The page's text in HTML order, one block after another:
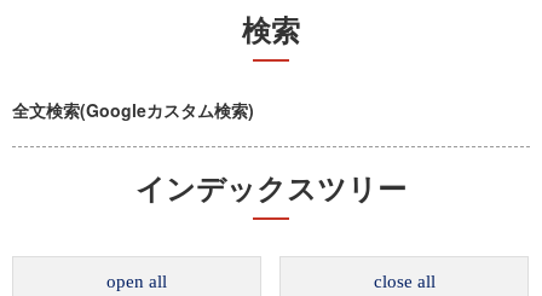
検索
全文検索(Googleカスタム検索)
インデックスツリー
open all close all